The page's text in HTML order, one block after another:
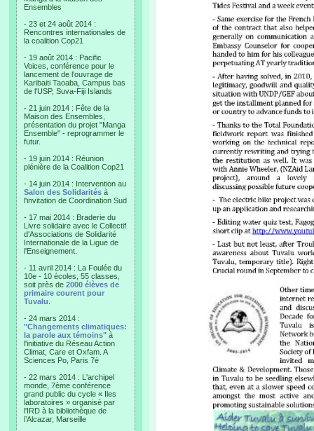
Ensembles
- 23 et 24 août 2014 :
Rencontres internationales de
la coalition Cop21
- 19 août 2014 : Pacific
Voices, conférence pour le
lancement de l'ouvrage de
Karibaiti Taoaba, Campus bas
de l'USP, Suva-Fiji Islands
- 21 juin 2014 : Fête de la
Maison des Ensembles,
présentation du projet "Manga
Ensemble" - reprogrammer le
futur.
- 19 juin 2014 : Réunion
plénière de la Coalition Cop21
- 14 juin 2014 : Intervention au
Salon des Solidarités à
l'invitation de Coordination Sud
- 17 mai 2014 : Braderie du
Livre solidaire avec le Collectif
d'Associations de Solidarité
Internationale de la Ligue de
l'Enseignement.
- 11 avril 2014 : La Foulée du
10e - 10 écoles, 55 classes,
soit près de 2000 élèves de
primaire courent pour
Tuvalu
- 24 mars 2014 :
"Changements climatiques:
la parole aux témoins" à
l'initiative du Réseau Action
Climat, Care et Oxfam. A
Sciences Po, Paris 7è
- 22 mars 2014 : L'archipel
monde, 7ème conférence
grand public du cycle « Iles
laboratoires » organisé par
l'IRD à la bibliothèque de
l’Alcazar, Marseille